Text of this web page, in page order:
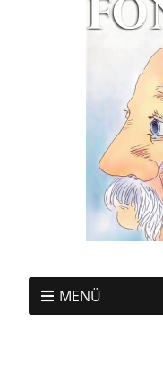
MENÜ